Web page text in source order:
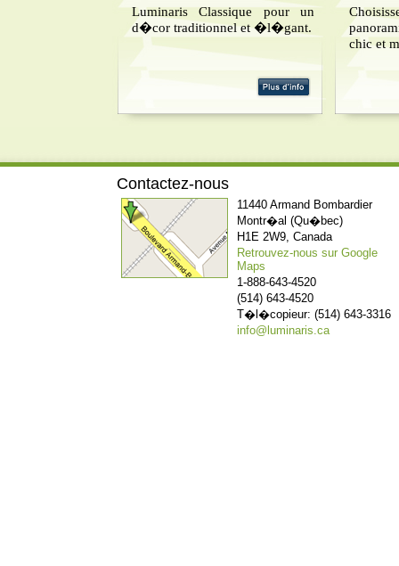
Luminaris Classique pour un
d�cor traditionnel et �l�gant.
chic et
Contactez-nous
11440 Armand Bombardier
Montr�al (Qu�bec)
H1E 2W9, Canada
Retrouvez-nous sur Google
Maps
1-888-643-4520
(514) 643-4520
T�l�copieur: (514) 643-3316
info@luminaris.ca